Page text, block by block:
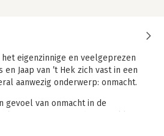
eigenzinnige en veelgeprezen
Jaap van ’t Hek zich vast in een
aanwezig onderwerp: onmacht.
gevoel van onmacht in de